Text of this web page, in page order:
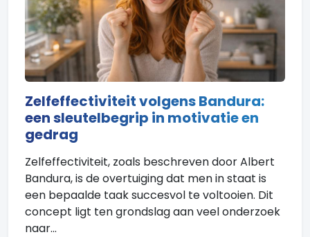
Zelfeffectiviteit volgens Bandura:
een sleutelbegrip in motivatie en
gedrag
Zelfeffectiviteit, zoals beschreven door Albert
Bandura, is de overtuiging dat men in staat is
een bepaalde taak succesvol te voltooien. Dit
concept ligt ten grondslag aan veel onderzoek
naar...